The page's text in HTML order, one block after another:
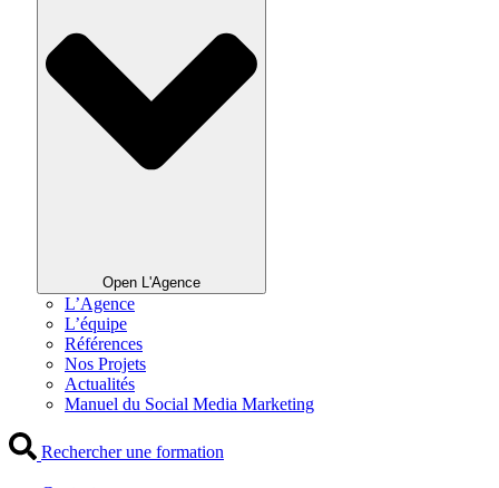
Open L'Agence
L’Agence
L’équipe
Références
Nos Projets
Actualités
Manuel du Social Media Marketing
Rechercher une formation